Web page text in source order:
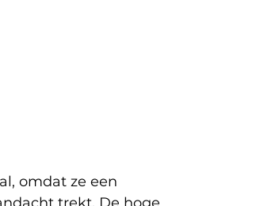
omdat ze een
trekt. De hoge